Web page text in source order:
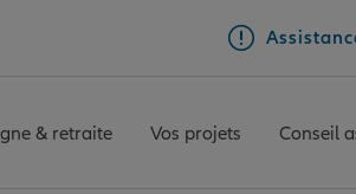
& retraite Vos projets Conseil